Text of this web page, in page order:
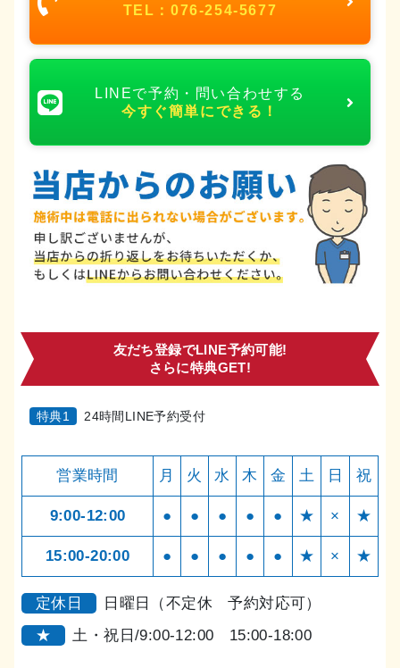
TEL：076-254-5677
LINEで予約・問い合わせする
今すぐ簡単にできる！
友だち登録でLINE予約可能!
さらに特典GET!
特典1 24時間LINE予約受付
営業時間 月 火 水 木 金 土 日 祝
9:00-12:00 ● ● ● ● ● ★ × ★
15:00-20:00 ● ● ● ● ● ★ × ★
定休日
日曜日（不定休 予約対応可）
★
土・祝日/9:00-12:00 15:00-18:00